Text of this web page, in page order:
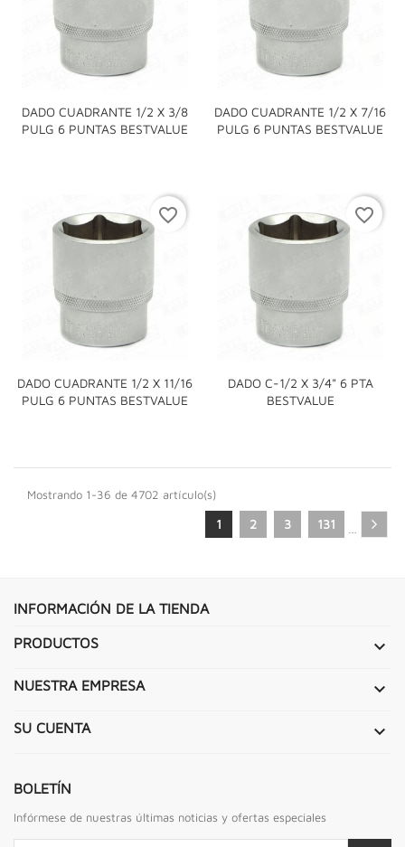
DADO CUADRANTE 1/2 X 3/8
PULG 6 PUNTAS BESTVALUE
DADO CUADRANTE 1/2 X 7/16
PULG 6 PUNTAS BESTVALUE
DADO CUADRANTE 1/2 X 11/16
PULG 6 PUNTAS BESTVALUE
favorite_border
DADO C-1/2 X 3/4" 6 PTA
BESTVALUE
favorite_border
Mostrando 1-36 de 4702 artículo(s)
1 2 3 131
INFORMACIÓN DE LA TIENDA
PRODUCTOS 
NUESTRA EMPRESA 
SU CUENTA 
BOLETÍN
Infórmese de nuestras últimas noticias y ofertas especiales